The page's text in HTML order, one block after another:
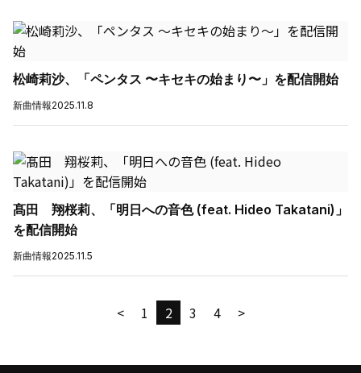
松崎莉沙、「ペンタス 〜キセキの始まり〜」を配信開始
新曲情報2025.11.8
髙田 翔桜莉、「明日への音色 (feat. Hideo Takatani)」
を配信開始
新曲情報2025.11.5
< 1 2 3 4 >